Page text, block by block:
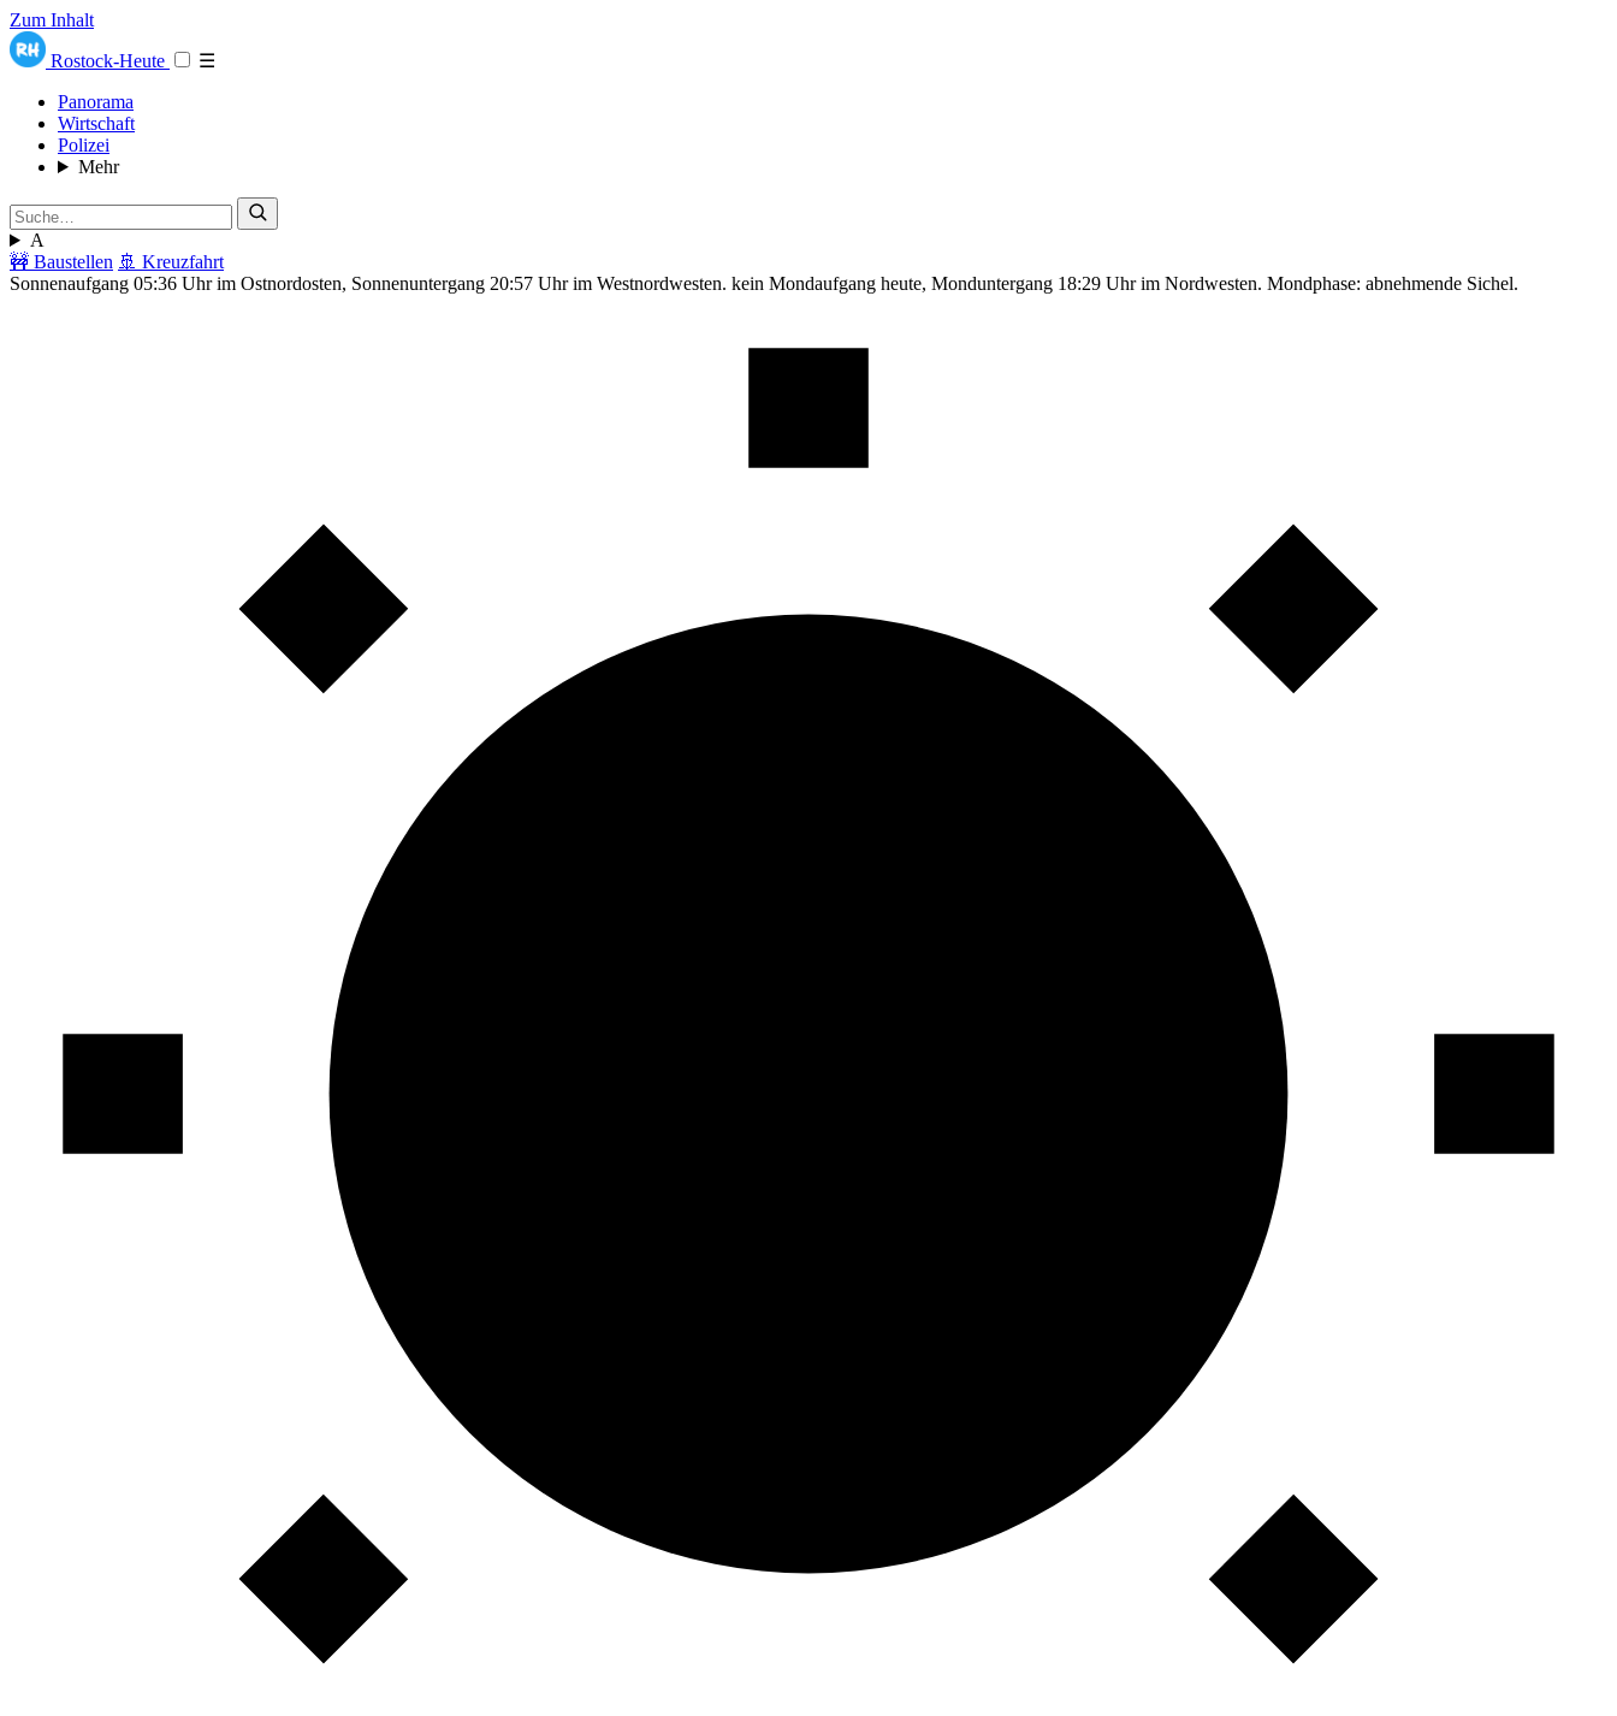
Zum Inhalt
Rostock-Heute
☰
Panorama
Wirtschaft
Polizei
Mehr
A
🚧 Baustellen 🚢 Kreuzfahrt
Sonnenaufgang 05:36 Uhr im Ostnordosten, Sonnenuntergang 20:57 Uhr im Westnordwesten. kein Mondaufgang heute, Monduntergang 18:29 Uhr im Nordwesten. Mondphase: abnehmende Sichel.